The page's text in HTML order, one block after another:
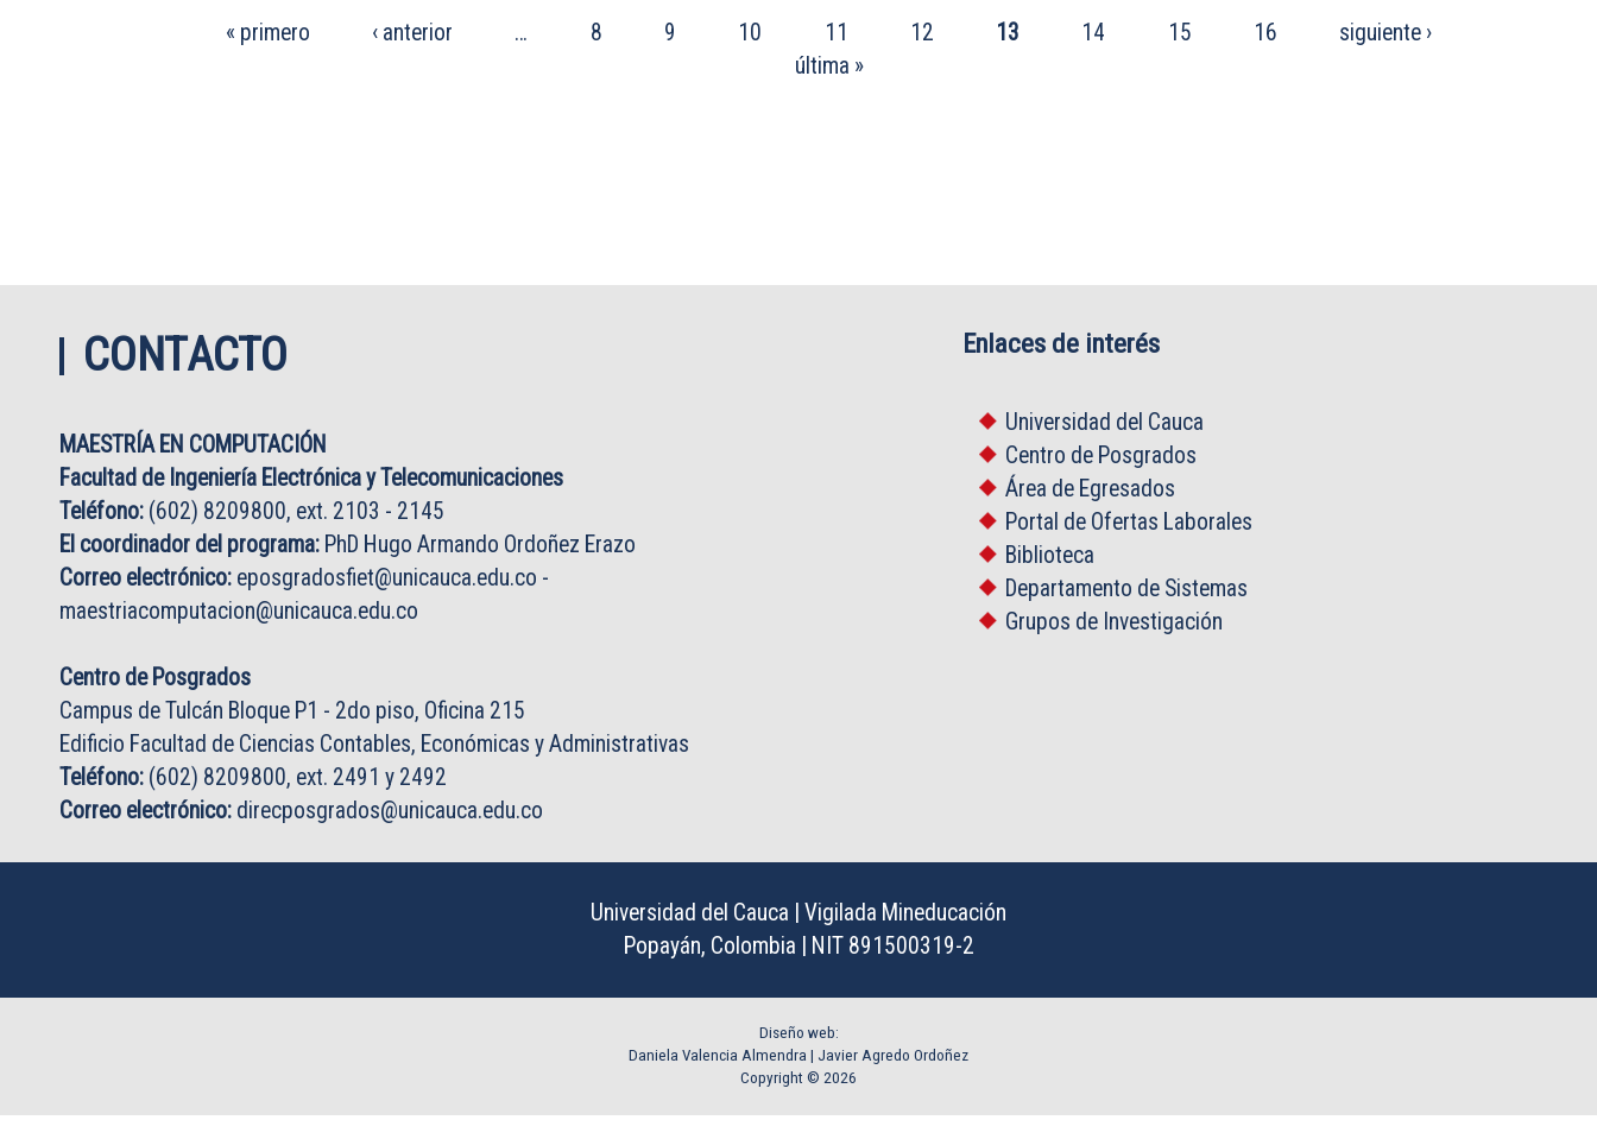
« primero ‹ anterior … 8 9 10 11 12 13 14 15 16
siguiente ›
última »
CONTACTO
MAESTRÍA EN COMPUTACIÓN
Facultad de Ingeniería Electrónica y Telecomunicaciones
Teléfono: (602) 8209800, ext. 2103 - 2145
El coordinador del programa: PhD Hugo Armando Ordoñez Erazo
Correo electrónico: eposgradosfiet@unicauca.edu.co -
maestriacomputacion@unicauca.edu.co
Centro de Posgrados
Campus de Tulcán Bloque P1 - 2do piso, Oficina 215
Edificio Facultad de Ciencias Contables, Económicas y Administrativas
Teléfono: (602) 8209800, ext. 2491 y 2492
Correo electrónico: direcposgrados@unicauca.edu.co
Enlaces de interés
Universidad del Cauca
Centro de Posgrados
Área de Egresados
Portal de Ofertas Laborales
Biblioteca
Departamento de Sistemas
Grupos de Investigación
Universidad del Cauca | Vigilada Mineducación
Popayán, Colombia | NIT 891500319-2
Diseño web:
Daniela Valencia Almendra | Javier Agredo Ordoñez
Copyright © 2026